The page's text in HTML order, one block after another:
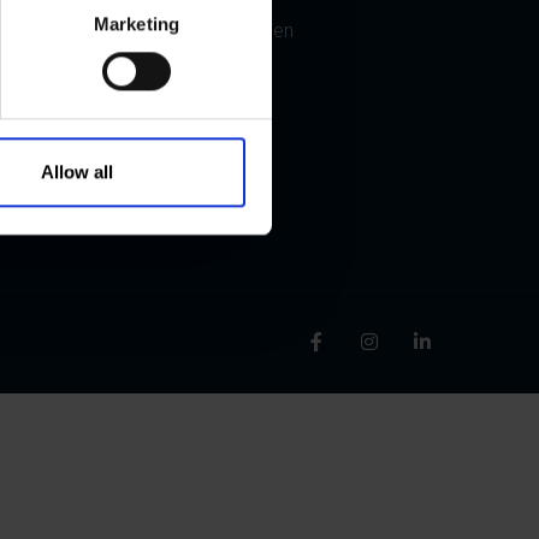
Marketing
Allow all
Lieferbedingungen
Garantie